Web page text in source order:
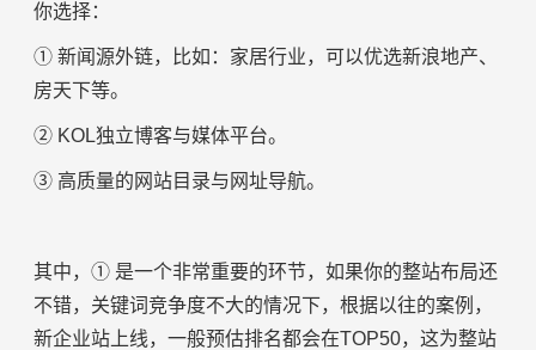
你选择：
① 新闻源外链，比如：家居行业，可以优选新浪地产、
房天下等。
② KOL独立博客与媒体平台。
③ 高质量的网站目录与网址导航。
其中，① 是一个非常重要的环节，如果你的整站布局还
不错，关键词竞争度不大的情况下，根据以往的案例，
新企业站上线，一般预估排名都会在TOP50，这为整站